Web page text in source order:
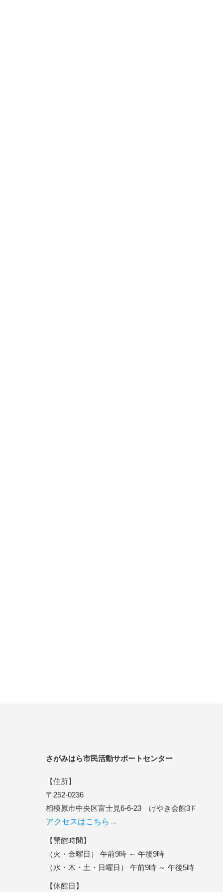
さがみはら市民活動サポートセンター
【住所】
〒252-0236
相模原市中央区富士見6-6-23 けやき会館3Ｆ